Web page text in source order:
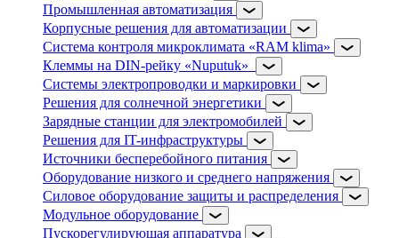
Промышленная автоматизация
Корпусные решения для автоматизации
Система контроля микроклимата «RAM klima»
Клеммы на DIN-рейку «Nuputuk»
Системы электропроводки и маркировки
Решения для солнечной энергетики
Зарядные станции для электромобилей
Решения для IT-инфраструктуры
Источники бесперебойного питания
Оборудование низкого и среднего напряжения
Силовое оборудование защиты и распределения
Модульное оборудование
Пускорегулирующая аппаратура